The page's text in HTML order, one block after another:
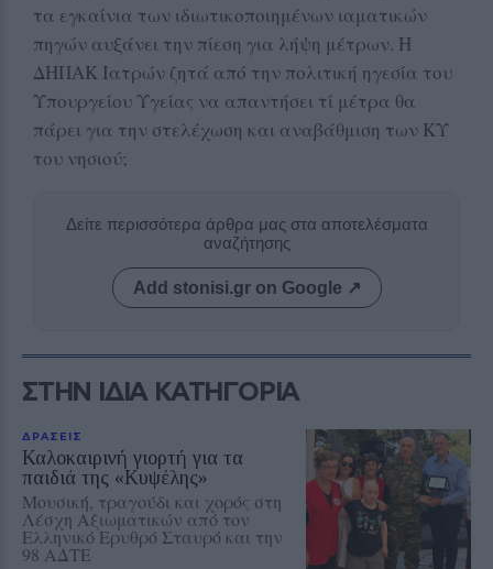
τα εγκαίνια των ιδιωτικοποιημένων ιαματικών
πηγών αυξάνει την πίεση για λήψη μέτρων. Η
ΔΗΠΑΚ Ιατρών ζητά από την πολιτική ηγεσία του
Υπουργείου Υγείας να απαντήσει τί μέτρα θα
πάρει για την στελέχωση και αναβάθμιση των ΚΥ
του νησιού;
Δείτε περισσότερα άρθρα μας στα αποτελέσματα
αναζήτησης
Add stonisi.gr on Google ↗
ΣΤΗΝ ΙΔΙΑ ΚΑΤΗΓΟΡΙΑ
ΔΡΑΣΕΙΣ
Καλοκαιρινή γιορτή για τα
παιδιά της «Κυψέλης»
Μουσική, τραγούδι και χορός στη
Λέσχη Αξιωματικών από τον
Ελληνικό Ερυθρό Σταυρό και την
98 ΑΔΤΕ